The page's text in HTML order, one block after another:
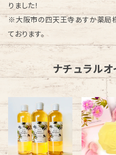
りました！
※大阪市の四天王寺あすか薬局
ております。
ナチュラル